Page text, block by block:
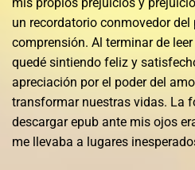
mis propios prejuicios y
un recordatorio conmovedor
comprensión. Al terminar de
quedé sintiendo feliz y
apreciación por el poder del
transformar nuestras vidas. La
descargar epub ante mis ojos
me llevaba a lugares